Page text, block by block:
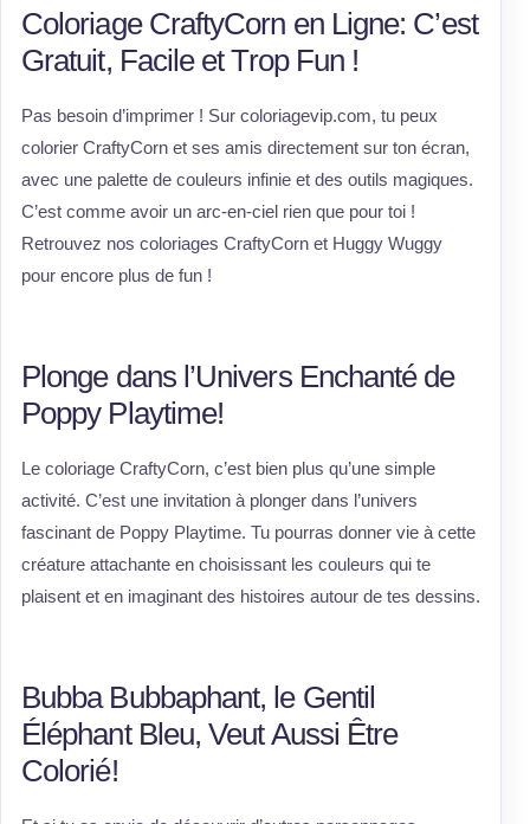
Coloriage CraftyCorn en Ligne: C’est
Gratuit, Facile et Trop Fun !
Pas besoin d’imprimer ! Sur coloriagevip.com, tu peux
colorier CraftyCorn et ses amis directement sur ton écran,
avec une palette de couleurs infinie et des outils magiques.
C’est comme avoir un arc-en-ciel rien que pour toi !
Retrouvez nos coloriages CraftyCorn et Huggy Wuggy
pour encore plus de fun !
Plonge dans l’Univers Enchanté de
Poppy Playtime!
Le coloriage CraftyCorn, c’est bien plus qu’une simple
activité. C’est une invitation à plonger dans l’univers
fascinant de Poppy Playtime. Tu pourras donner vie à cette
créature attachante en choisissant les couleurs qui te
plaisent et en imaginant des histoires autour de tes dessins.
Bubba Bubbaphant, le Gentil
Éléphant Bleu, Veut Aussi Être
Colorié!